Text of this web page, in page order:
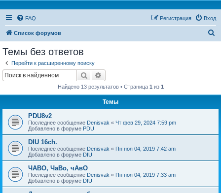
FAQ Вход
Регистрация
Список форумов
Темы без ответов
Перейти к расширенному поиску
Поиск
Найдено 13 результатов • Страница 1 из 1
Темы
PDU8v2
Последнее сообщение Denisvak « Чт фев 29, 2024 7:59 pm
Добавлено в форуме PDU
DIU 16ch.
Последнее сообщение Denisvak « Пн ноя 04, 2019 7:42 am
Добавлено в форуме DIU
ЧАВО, ЧаВо, чАвО
Последнее сообщение Denisvak « Пн ноя 04, 2019 7:33 am
Добавлено в форуме DIU